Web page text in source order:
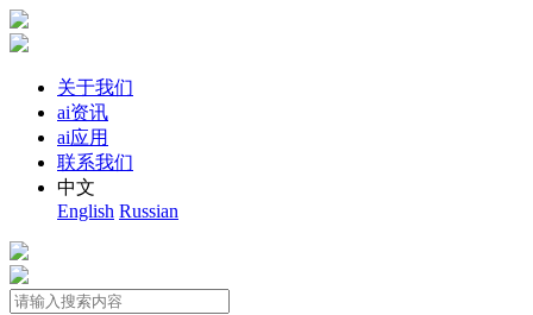
关于我们
ai资讯
ai应用
联系我们
中文
English Russian